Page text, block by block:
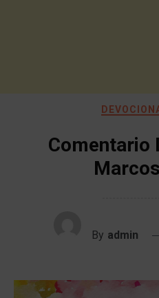
Comentario
By admin